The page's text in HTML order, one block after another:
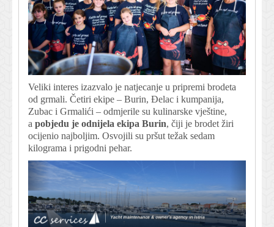
Veliki interes izazvalo je natjecanje u pripremi brodeta
od grmali. Četiri ekipe – Burin, Đelac i kumpanija,
Zubac i Grmalići – odmjerile su kulinarske vještine,
a pobjedu je odnijela ekipa Burin, čiji je brodet žiri
ocijenio najboljim. Osvojili su pršut težak sedam
kilograma i prigodni pehar.